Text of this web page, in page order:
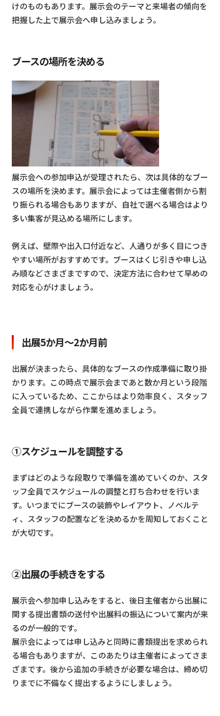
けのものもあります。展示会のテーマと来場者の傾向を
把握した上で展示会へ申し込みましょう。
ブースの場所を決める
展示会への参加申込が受理されたら、次は具体的なブー
スの場所を決めます。展示会によっては主催者側から割
り振られる場合もありますが、自社で選べる場合はより
多い集客が見込める場所にします。
例えば、壁際や出入口付近など、人通りが多く目につき
やすい場所がおすすめです。ブースはくじ引きや申し込
み順などさまざまですので、決定方法に合わせて早めの
対応を心がけましょう。
出展5か月～2か月前
出展が決まったら、具体的なブースの作成準備に取り掛
かります。この時点で展示会まであと数か月という段階
に入っているため、ここからはより効率良く、スタッフ
全員で連携しながら作業を進めましょう。
①スケジュールを調整する
まずはどのような段取りで準備を進めていくのか、スタ
ッフ全員でスケジュールの調整と打ち合わせを行いま
す。いつまでにブースの装飾やレイアウト、ノベルテ
ィ、スタッフの配置などを決めるかを周知しておくこと
が大切です。
②出展の手続きをする
展示会へ参加申し込みをすると、後日主催者から出展に
関する提出書類の送付や出展料の振込について案内が来
るのが一般的です。
展示会によっては申し込みと同時に書類提出を求められ
る場合もありますが、このあたりは主催者によってさま
ざまです。後から追加の手続きが必要な場合は、締め切
りまでに不備なく提出するようにしましょう。